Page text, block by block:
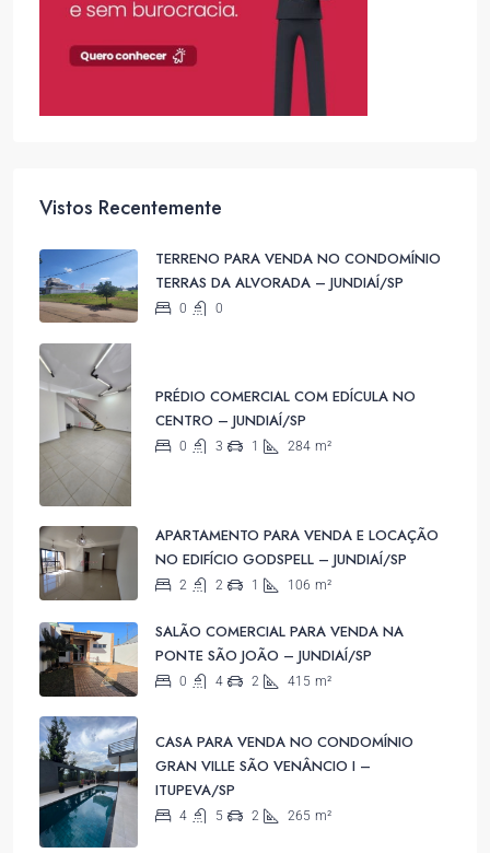
Vistos Recentemente
TERRENO PARA VENDA NO CONDOMÍNIO
TERRAS DA ALVORADA – JUNDIAÍ/SP
0 0
PRÉDIO COMERCIAL COM EDÍCULA NO
CENTRO – JUNDIAÍ/SP
0 3 1 284 m²
APARTAMENTO PARA VENDA E LOCAÇÃO
NO EDIFÍCIO GODSPELL – JUNDIAÍ/SP
2 2 1 106 m²
SALÃO COMERCIAL PARA VENDA NA
PONTE SÃO JOÃO – JUNDIAÍ/SP
0 4 2 415 m²
CASA PARA VENDA NO CONDOMÍNIO
GRAN VILLE SÃO VENÂNCIO I –
ITUPEVA/SP
4 5 2 265 m²